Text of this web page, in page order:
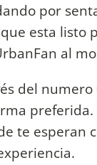
por
esta listo
al
del
preferida.
te esperan